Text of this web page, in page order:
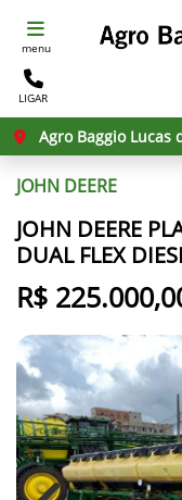
menu
LIGAR
Agro Baggio Lucas
JOHN DEERE
JOHN DEERE
DUAL FLEX
R$